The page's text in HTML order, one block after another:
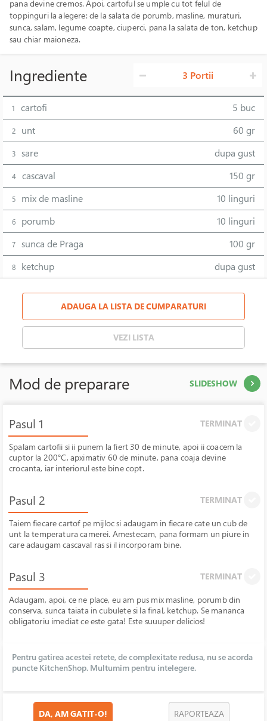
pana devine cremos. Apoi, cartoful se umple cu tot felul de
toppinguri la alegere: de la salata de porumb, masline, muraturi,
sunca, salam, legume coapte, ciuperci, pana la salata de ton, ketchup
sau chiar maioneza.
Ingrediente 3 Portii
1 cartofi 5 buc
2 unt 60 gr
3 sare dupa gust
4 cascaval 150 gr
5 mix de masline 10 linguri
6 porumb 10 linguri
7 sunca de Praga 100 gr
8 ketchup dupa gust
ADAUGA LA LISTA DE CUMPARATURI
VEZI LISTA
Mod de preparare SLIDESHOW
Pasul 1 TERMINAT
Spalam cartofii si ii punem la fiert 30 de minute, apoi ii coacem la
cuptor la 200°C, apximativ 60 de minute, pana coaja devine
crocanta, iar interiorul este bine copt.
Pasul 2 TERMINAT
Taiem fiecare cartof pe mijloc si adaugam in fiecare cate un cub de
unt la temperatura camerei. Amestecam, pana formam un piure in
care adaugam cascaval ras si il incorporam bine.
Pasul 3 TERMINAT
Adaugam, apoi, ce ne place, eu am pus mix masline, porumb din
conserva, sunca taiata in cubulete si la final, ketchup. Se mananca
obligatoriu imediat ce este gata! Este suuuper delicios!
Pentru gatirea acestei retete, de complexitate redusa, nu se acorda
puncte KitchenShop. Multumim pentru intelegere.
DA, AM GATIT-O! RAPORTEAZA